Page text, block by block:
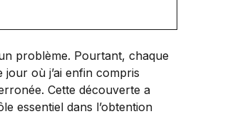
problème. Pourtant, chaque
jour où j’ai enfin compris
Cette découverte a
essentiel dans l’obtention